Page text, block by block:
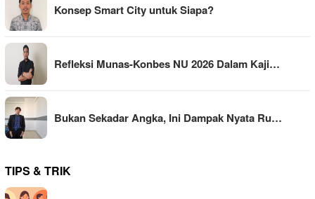
Konsep Smart City untuk Siapa?
Refleksi Munas-Konbes NU 2026 Dalam Kaji…
Bukan Sekadar Angka, Ini Dampak Nyata Ru…
TIPS & TRIK